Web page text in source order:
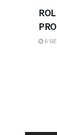
6